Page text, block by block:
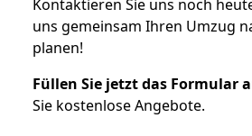
Kontaktieren Sie uns noch
uns gemeinsam Ihren Umzug
planen!
Füllen Sie jetzt das Formular
Sie kostenlose Angebote.